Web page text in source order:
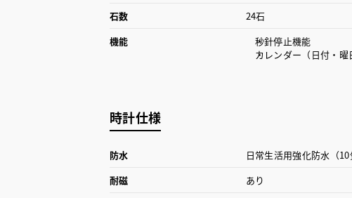
石数
24石
機能
秒針停止機能
カレンダー（日付・曜
時計仕様
防水
日常生活用強化防水（10
耐磁
あり